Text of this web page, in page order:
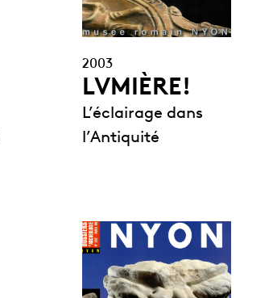
2003
LVMIÈRE!
L’éclairage dans
l’Antiquité